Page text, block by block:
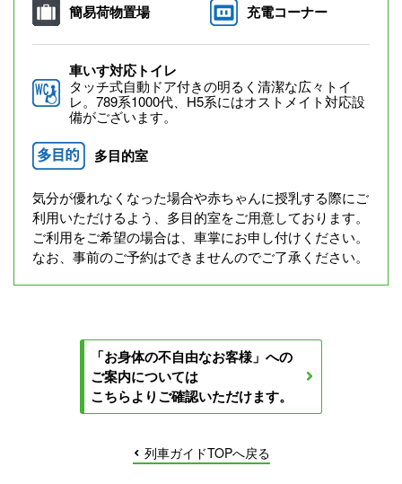
簡易荷物置場 充電コーナー
車いす対応トイレ
タッチ式自動ドア付きの明るく清潔な広々トイ
レ。789系1000代、H5系にはオストメイト対応設
備がございます。
多目的室
気分が優れなくなった場合や赤ちゃんに授乳する際にご
利用いただけるよう、多目的室をご用意しております。
ご利用をご希望の場合は、車掌にお申し付けください。
なお、事前のご予約はできませんのでご了承ください。
「お身体の不自由なお客様」への
ご案内については
こちらよりご確認いただけます。
列車ガイドTOPへ戻る